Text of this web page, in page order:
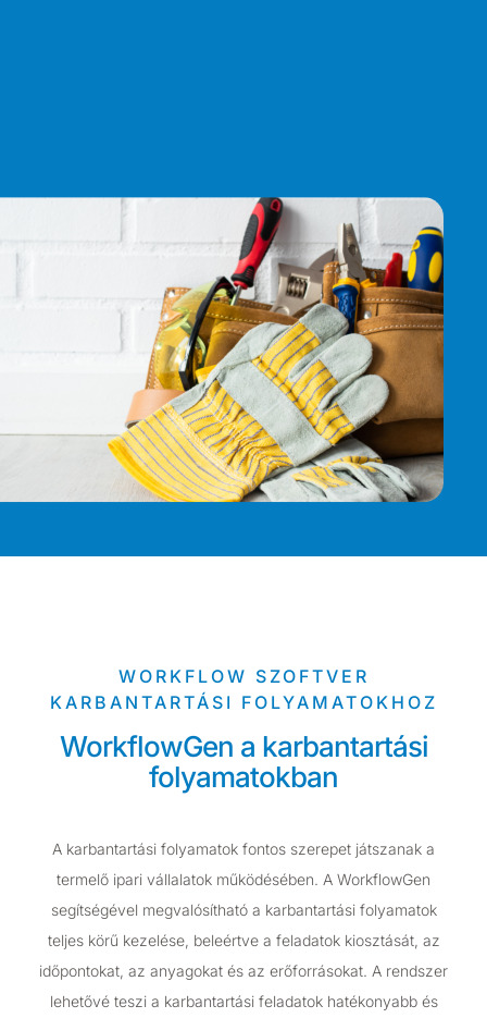
WORKFLOW SZOFTVER
KARBANTARTÁSI FOLYAMATOKHOZ
WorkflowGen a karbantartási
folyamatokban
A karbantartási folyamatok fontos szerepet játszanak a
termelő ipari vállalatok működésében. A WorkflowGen
segítségével megvalósítható a karbantartási folyamatok
teljes körű kezelése, beleértve a feladatok kiosztását, az
időpontokat, az anyagokat és az erőforrásokat. A rendszer
lehetővé teszi a karbantartási feladatok hatékonyabb és